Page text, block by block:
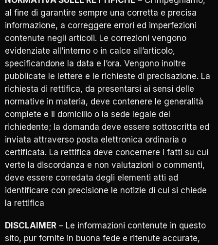
al fine di garantire sempre una corretta e precisa
informazione, a correggere errori ed imperfezioni
contenute negli articoli. Le correzioni vengono
evidenziate all’interno o in calce all’articolo,
specificandone la data e l’ora. Vengono inoltre
pubblicate le lettere e le richieste di precisazione. La
richiesta di rettifica, da presentarsi ai sensi delle
normative in materia, deve contenere le generalità
complete e il domicilio o la sede legale del
richiedente; la domanda deve essere sottoscritta ed
inviata attraverso posta elettronica ordinaria o
certificata. La rettifica deve concernere i fatti su cui
verte la discordanza e non valutazioni o commenti,
deve essere corredata degli elementi atti ad
identificare con precisione le notizie di cui si chiede
la rettifica
DISCLAIMER – Le informazioni contenute in questo
sito, pur fornite in buona fede e ritenute accurate,